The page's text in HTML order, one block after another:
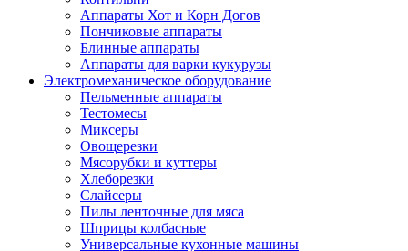
Аппараты Хот и Корн Догов
Пончиковые аппараты
Блинные аппараты
Аппараты для варки кукурузы
Электромеханическое оборудование
Пельменные аппараты
Тестомесы
Миксеры
Овощерезки
Мясорубки и куттеры
Хлеборезки
Слайсеры
Пилы ленточные для мяса
Шприцы колбасные
Универсальные кухонные машины